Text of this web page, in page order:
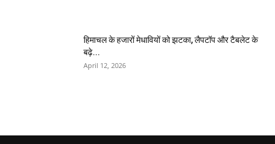
हिमाचल के हजारों मेधावियों को झटका, लैपटॉप और टैबलेट के
बढ़े...
April 12, 2026